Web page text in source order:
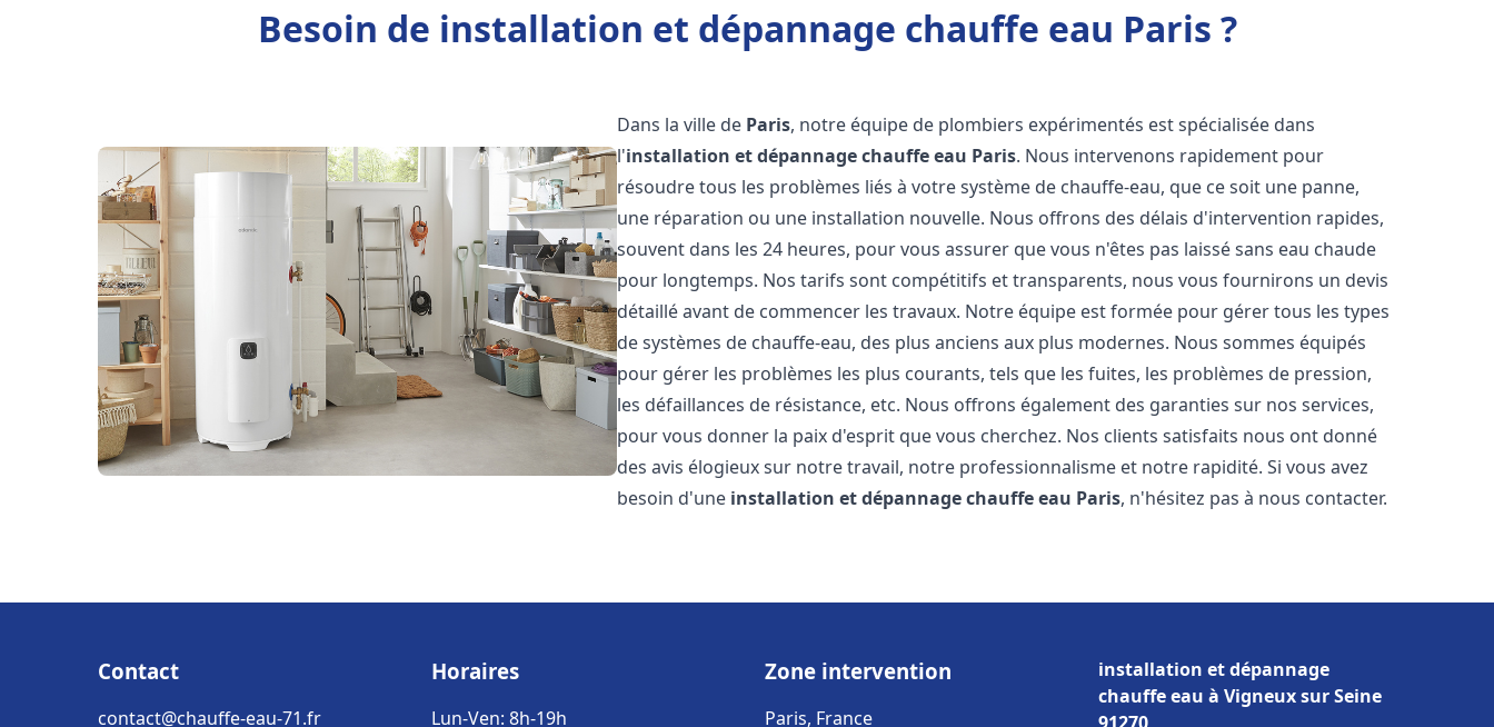
Besoin de installation et dépannage chauffe eau Paris ?
Dans la ville de Paris, notre équipe de plombiers expérimentés est spécialisée dans
l'installation et dépannage chauffe eau Paris. Nous intervenons rapidement pour
résoudre tous les problèmes liés à votre système de chauffe-eau, que ce soit une panne,
une réparation ou une installation nouvelle. Nous offrons des délais d'intervention rapides,
souvent dans les 24 heures, pour vous assurer que vous n'êtes pas laissé sans eau chaude
pour longtemps. Nos tarifs sont compétitifs et transparents, nous vous fournirons un devis
détaillé avant de commencer les travaux. Notre équipe est formée pour gérer tous les types
de systèmes de chauffe-eau, des plus anciens aux plus modernes. Nous sommes équipés
pour gérer les problèmes les plus courants, tels que les fuites, les problèmes de pression,
les défaillances de résistance, etc. Nous offrons également des garanties sur nos services,
pour vous donner la paix d'esprit que vous cherchez. Nos clients satisfaits nous ont donné
des avis élogieux sur notre travail, notre professionnalisme et notre rapidité. Si vous avez
besoin d'une installation et dépannage chauffe eau Paris, n'hésitez pas à nous contacter.
Contact
contact@chauffe-eau-71.fr
Horaires
Lun-Ven: 8h-19h
Zone intervention
Paris, France
installation et dépannage
chauffe eau à Vigneux sur Seine